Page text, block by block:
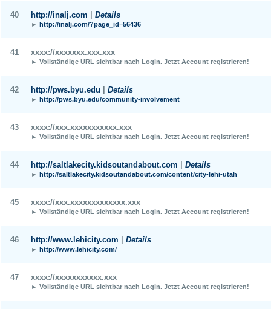
40 http://inalj.com Details
► http://inalj.com/?page_id=56436
41 xxxx://xxxxxxx.xxx.xxx
► Vollständige URL sichtbar nach Login. Jetzt Account registrieren!
42 http://pws.byu.edu Details
► http://pws.byu.edu/community-involvement
43 xxxx://xxx.xxxxxxxxxxx.xxx
► Vollständige URL sichtbar nach Login. Jetzt Account registrieren!
44 http://saltlakecity.kidsoutandabout.com Details
► http://saltlakecity.kidsoutandabout.com/content/city-lehi-utah
45 xxxx://xxx.xxxxxxxxxxxxx.xxx
► Vollständige URL sichtbar nach Login. Jetzt Account registrieren!
46 http://www.lehicity.com Details
► http://www.lehicity.com/
47 xxxx://xxxxxxxxxxx.xxx
► Vollständige URL sichtbar nach Login. Jetzt Account registrieren!